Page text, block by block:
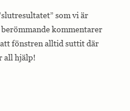
som vi är
kommentarer
fönstren alltid suttit där
all hjälp!